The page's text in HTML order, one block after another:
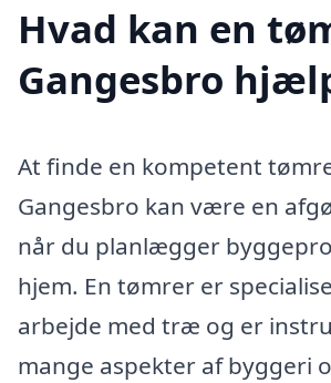
Hvad kan en
Gangesbro
At finde en kompetent
Gangesbro kan være en
når du planlægger
hjem. En tømrer er
arbejde med træ og er
mange aspekter af byggeri